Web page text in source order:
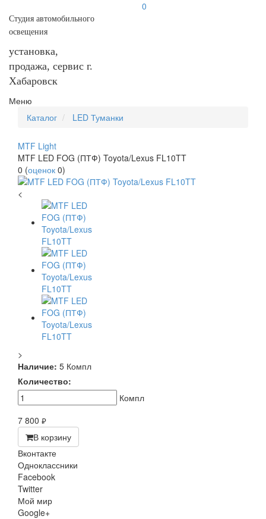
Студия автомобильного
освещения
установка,
продажа, сервис г.
Хабаровск
0
Меню
Каталог
LED Туманки
MTF Light
MTF LED FOG (ПТФ) Toyota/Lexus FL10TT
0 (оценок 0)
<
>
Наличие: 5 Компл
Количество:
Компл
7 800 руб.
В корзину
Вконтакте
Одноклассники
Facebook
Twitter
Мой мир
Google+